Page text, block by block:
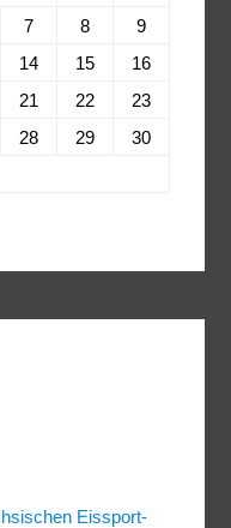
7 8
9
14 15
16
21 22
23
28 29
30
Eissport-